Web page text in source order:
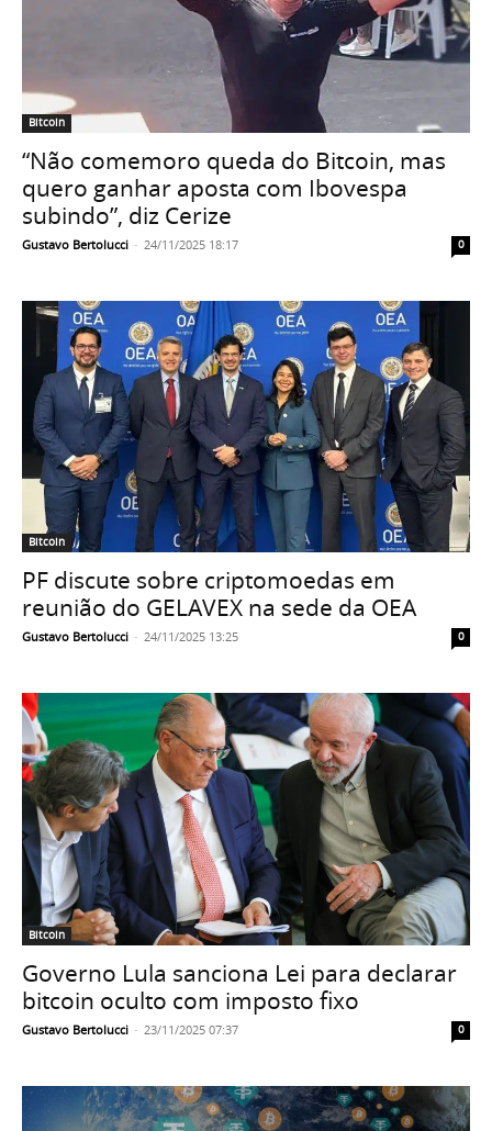
Bitcoin
“Não comemoro queda do Bitcoin, mas
quero ganhar aposta com Ibovespa
subindo”, diz Cerize
Gustavo Bertolucci - 24/11/2025 18:17 0
Bitcoin
PF discute sobre criptomoedas em
reunião do GELAVEX na sede da OEA
Gustavo Bertolucci - 24/11/2025 13:25 0
Bitcoin
Governo Lula sanciona Lei para declarar
bitcoin oculto com imposto fixo
Gustavo Bertolucci - 23/11/2025 07:37 0